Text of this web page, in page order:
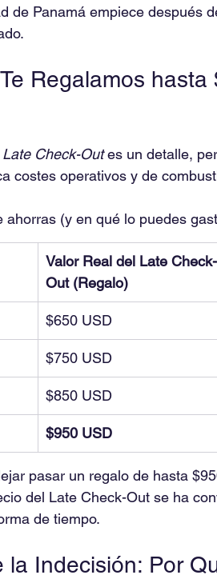
de Panamá empiece después
Regalamos
Late Check-Out es un detalle,
costes operativos y de
ahorras (y en qué lo puedes
Valor Real del Late Check-
Out (Regalo)
$650 USD
$750 USD
$850 USD
$950 USD
pasar un regalo de hasta
del Late Check-Out se ha
de tiempo.
la Indecisión: Por